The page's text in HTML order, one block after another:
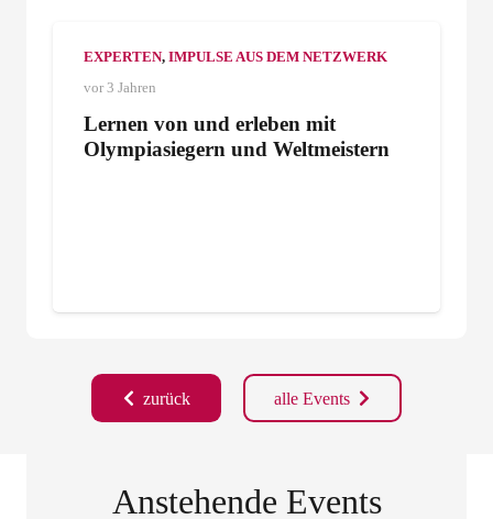
EXPERTEN,IMPULSE AUS DEM NETZWERK
vor 3 Jahren
Lernen von und erleben mit
Olympiasiegern und Weltmeistern
zurück alle Events
Anstehende Events